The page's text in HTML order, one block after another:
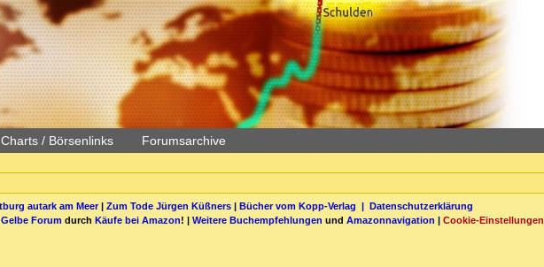
Charts / Börsenlinks Forumsarchive
autark am Meer| Zum Tode Jürgen Küßners| Bücher vom Kopp-Verlag | Datenschutzerklärung
Forum durch Käufe bei Amazon! | Weitere Buchempfehlungen und Amazonnavigation | Cookie-Einstellungen